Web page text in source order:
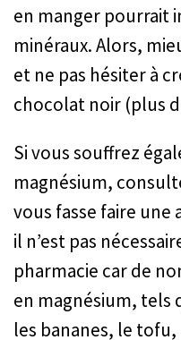
en manger pourrait
minéraux. Alors,
et ne pas hésiter à
chocolat noir (plus
Si vous souffrez
magnésium,
vous fasse faire une
il n’est pas
pharmacie car de
en magnésium, tels
les bananes, le tofu,